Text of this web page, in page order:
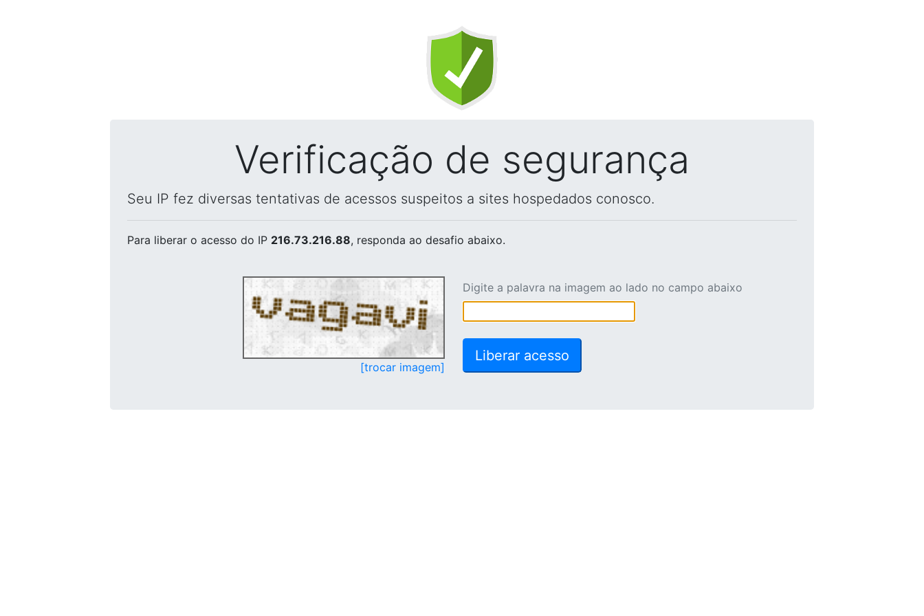
Verificação de segurança
Seu IP fez diversas tentativas de acessos suspeitos a sites hospedados conosco.
Para liberar o acesso do IP 216.73.216.88, responda ao desafio abaixo.
[trocar imagem]
Digite a palavra na imagem ao lado no campo abaixo